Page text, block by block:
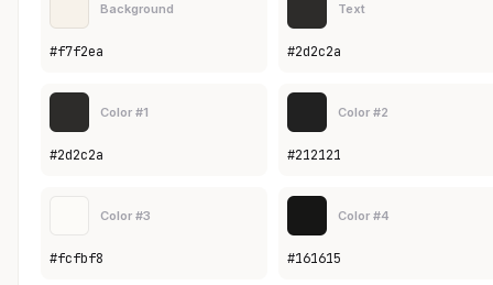
Background
#f7f2ea
Text
#2d2c2a
Color #1
#2d2c2a
Color #2
#212121
Color #3
#fcfbf8
Color #4
#161615